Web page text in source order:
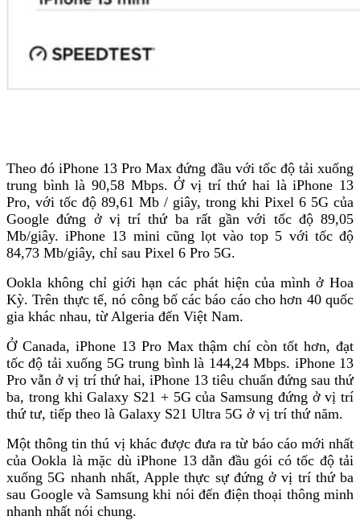
Theo đó iPhone 13 Pro Max đứng đầu với tốc độ tải xuống
trung bình là 90,58 Mbps. Ở vị trí thứ hai là iPhone 13
Pro, với tốc độ 89,61 Mb / giây, trong khi Pixel 6 5G của
Google đứng ở vị trí thứ ba rất gần với tốc độ 89,05
Mb/giây. iPhone 13 mini cũng lọt vào top 5 với tốc độ
84,73 Mb/giây, chỉ sau Pixel 6 Pro 5G.
Ookla không chỉ giới hạn các phát hiện của mình ở Hoa
Kỳ. Trên thực tế, nó công bố các báo cáo cho hơn 40 quốc
gia khác nhau, từ Algeria đến Việt Nam.
Ở Canada, iPhone 13 Pro Max thậm chí còn tốt hơn, đạt
tốc độ tải xuống 5G trung bình là 144,24 Mbps. iPhone 13
Pro vẫn ở vị trí thứ hai, iPhone 13 tiêu chuẩn đứng sau thứ
ba, trong khi Galaxy S21 + 5G của Samsung đứng ở vị trí
thứ tư, tiếp theo là Galaxy S21 Ultra 5G ở vị trí thứ năm.
Một thông tin thú vị khác được đưa ra từ báo cáo mới nhất
của Ookla là mặc dù iPhone 13 dẫn đầu gói có tốc độ tải
xuống 5G nhanh nhất, Apple thực sự đứng ở vị trí thứ ba
sau Google và Samsung khi nói đến điện thoại thông minh
nhanh nhất nói chung.